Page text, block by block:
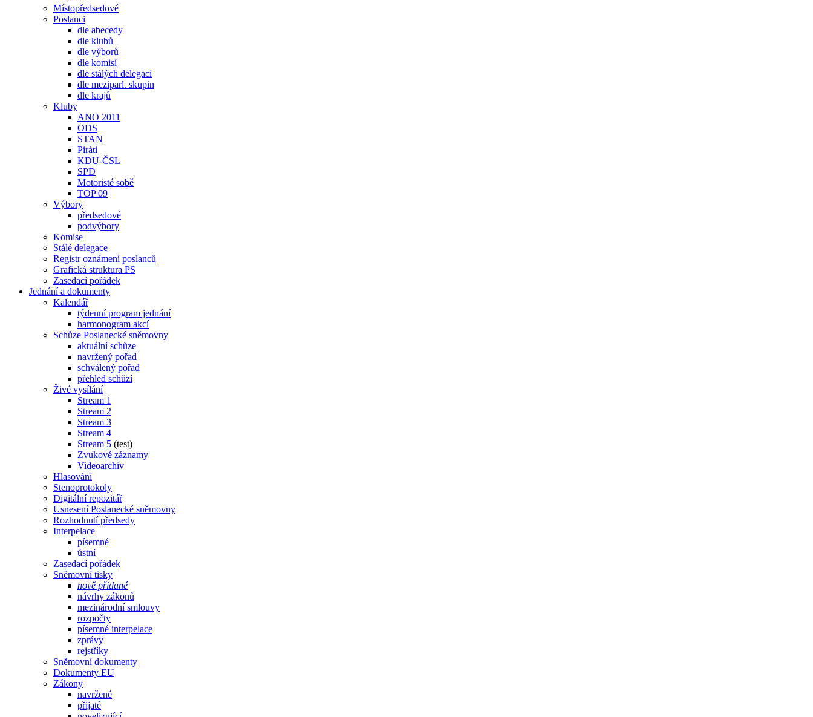
Místopředsedové
Poslanci
dle abecedy
dle klubů
dle výborů
dle komisí
dle stálých delegací
dle meziparl. skupin
dle krajů
Kluby
ANO 2011
ODS
STAN
Piráti
KDU-ČSL
SPD
Motoristé sobě
TOP 09
Výbory
předsedové
podvýbory
Komise
Stálé delegace
Registr oznámení poslanců
Grafická struktura PS
Zasedací pořádek
Jednání a dokumenty
Kalendář
týdenní program jednání
harmonogram akcí
Schůze Poslanecké sněmovny
aktuální schůze
navržený pořad
schválený pořad
přehled schůzí
Živé vysílání
Stream 1
Stream 2
Stream 3
Stream 4
Stream 5 (test)
Zvukové záznamy
Videoarchiv
Hlasování
Stenoprotokoly
Digitální repozitář
Usnesení Poslanecké sněmovny
Rozhodnutí předsedy
Interpelace
písemné
ústní
Zasedací pořádek
Sněmovní tisky
nově přidané
návrhy zákonů
mezinárodní smlouvy
rozpočty
písemné interpelace
zprávy
rejstříky
Sněmovní dokumenty
Dokumenty EU
Zákony
navržené
přijaté